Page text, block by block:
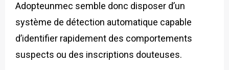
Adopteunmec semble donc disposer d’un
système de détection automatique capable
d’identifier rapidement des comportements
suspects ou des inscriptions douteuses.